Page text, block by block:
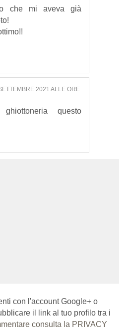
che mi aveva già
2021 ALLE ORE
questo
con l'account Google+ o
il link al tuo profilo tra i
consulta la PRIVACY